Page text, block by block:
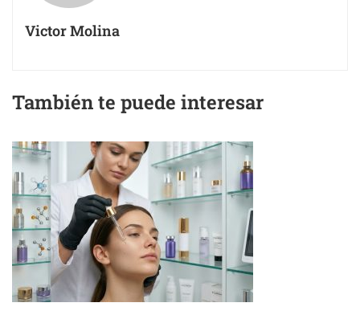
Victor Molina
También te puede interesar